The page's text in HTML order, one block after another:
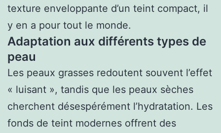
texture enveloppante d’un teint compact, il
y en a pour tout le monde.
Adaptation aux différents types de
peau
Les peaux grasses redoutent souvent l’effet
« luisant », tandis que les peaux sèches
cherchent désespérément l’hydratation. Les
fonds de teint modernes offrent des